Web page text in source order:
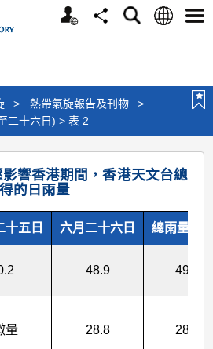
個
分
搜
語
選
> 熱帶氣旋報告及刊物
>
二十六日) > 表 2
響香港期間，香港天文台總
的日雨量
十五日 六月二十六日 總雨量(毫
48.9 49.1
量 28.8 28.8